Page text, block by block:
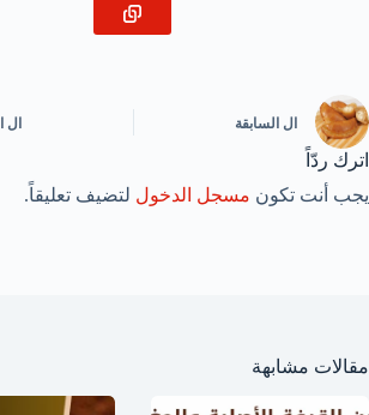
ال السابقة ال
اترك ردّاً
يجب أنت تكون مسجل الدخول لتضيف تعليقاً.
مقالات مشابهة